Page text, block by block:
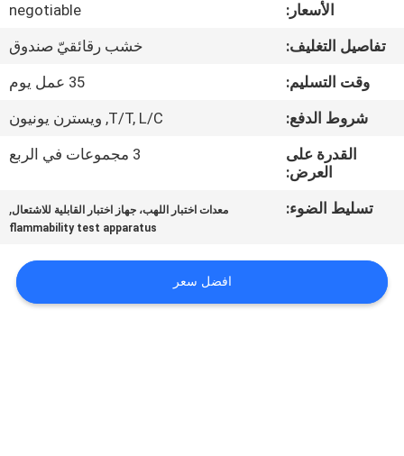
في
المعمل
اتصل
أخبار
اطلب
اقتباس
الأسعار:
negotiable
تفاصيل التغليف:
خشب رقائقيّ صندوق
وقت التسليم:
35 عمل يوم
شروط الدفع:
T/T, L/C, ويسترن يونيون
القدرة على
العرض:
3 مجموعات في الربع
تسليط الضوء: معدات اختبار اللهب، جهاز اختبار القابلية للاشتعال,
flammability test apparatus
افضل سعر